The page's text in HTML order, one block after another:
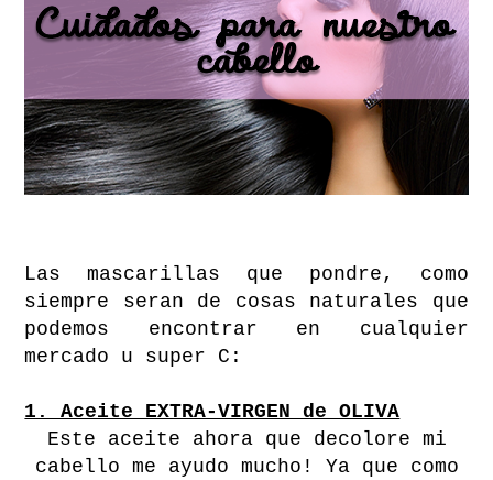
Las mascarillas que pondre, como
siempre seran de cosas naturales que
podemos encontrar en cualquier
mercado u super C:
1. Aceite EXTRA-VIRGEN de OLIVA
Este aceite ahora que decolore mi
cabello me ayudo mucho! Ya que como